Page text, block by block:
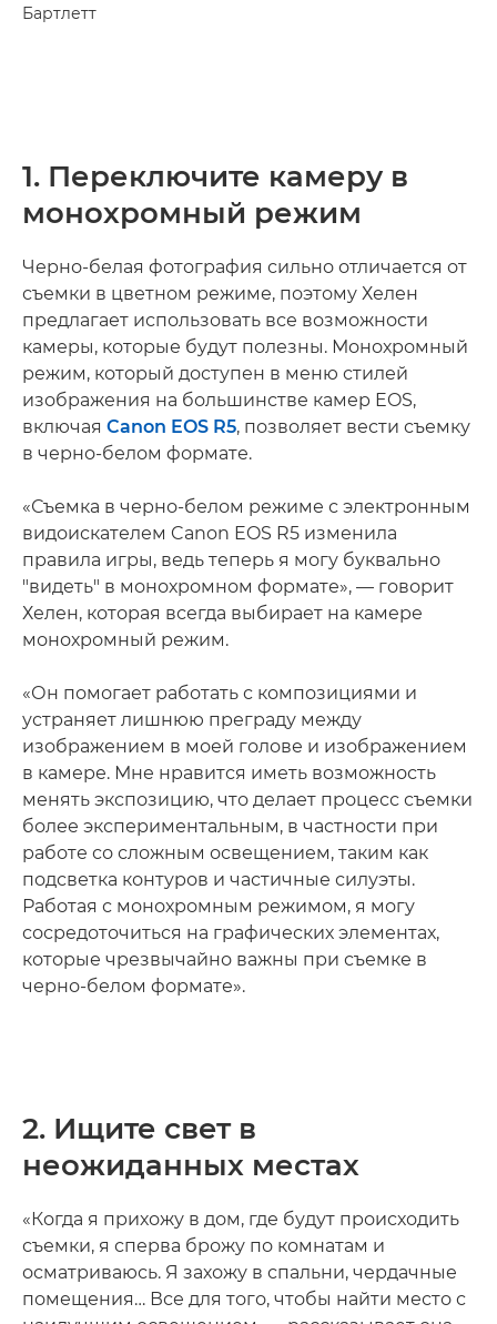
Бартлетт
1. Переключите камеру в
монохромный режим
Черно-белая фотография сильно отличается от
съемки в цветном режиме, поэтому Хелен
предлагает использовать все возможности
камеры, которые будут полезны. Монохромный
режим, который доступен в меню стилей
изображения на большинстве камер EOS,
включая Canon EOS R5, позволяет вести съемку
в черно-белом формате.
«Съемка в черно-белом режиме с электронным
видоискателем Canon EOS R5 изменила
правила игры, ведь теперь я могу буквально
"видеть" в монохромном формате», — говорит
Хелен, которая всегда выбирает на камере
монохромный режим.
«Он помогает работать с композициями и
устраняет лишнюю преграду между
изображением в моей голове и изображением
в камере. Мне нравится иметь возможность
менять экспозицию, что делает процесс съемки
более экспериментальным, в частности при
работе со сложным освещением, таким как
подсветка контуров и частичные силуэты.
Работая с монохромным режимом, я могу
сосредоточиться на графических элементах,
которые чрезвычайно важны при съемке в
черно-белом формате».
2. Ищите свет в
неожиданных местах
«Когда я прихожу в дом, где будут происходить
съемки, я сперва брожу по комнатам и
осматриваюсь. Я захожу в спальни, чердачные
помещения… Все для того, чтобы найти место с